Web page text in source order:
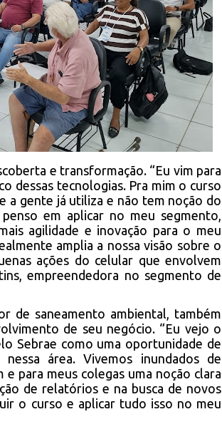
e transformação. “Eu vim para
dessas tecnologias. Pra mim o curso
a gente já utiliza e não tem noção do
em aplicar no meu segmento,
agilidade e inovação para o meu
amplia a nossa visão sobre o
ações do celular que envolvem
empreendedora no segmento de
de saneamento ambiental, também
de seu negócio. “Eu vejo o
Sebrae como uma oportunidade de
área. Vivemos inundados de
para meus colegas uma noção clara
de relatórios e na busca de novos
o curso e aplicar tudo isso no meu